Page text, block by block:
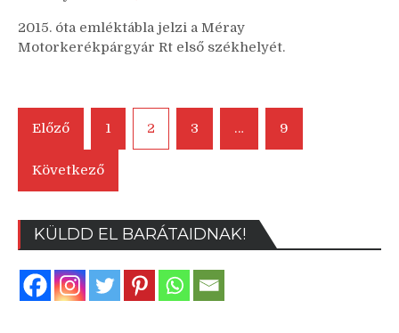
I.
kerület,
10
2015. óta emléktábla jelzi a Méray
Motorkerékpárgyár Rt első székhelyét.
Bejegyzés
navigáció
Előző 1 2 3 … 9
Következő
KÜLDD EL BARÁTAIDNAK!